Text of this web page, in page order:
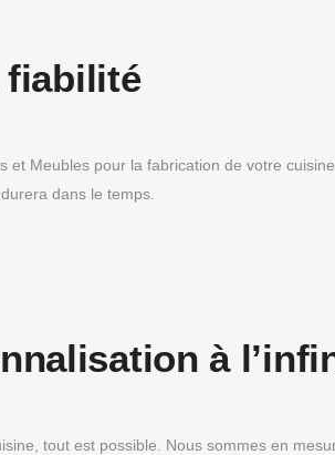
fiabilité
et Meubles pour la fabrication de votre
dans le temps.
à
tout est possible. Nous sommes en